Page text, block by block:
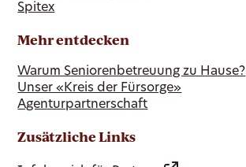
Spitex
Mehr entdecken
Warum Seniorenbetreuung zu Hause?
Unser «Kreis der Fürsorge»
Agenturpartnerschaft
Zusätzliche Links